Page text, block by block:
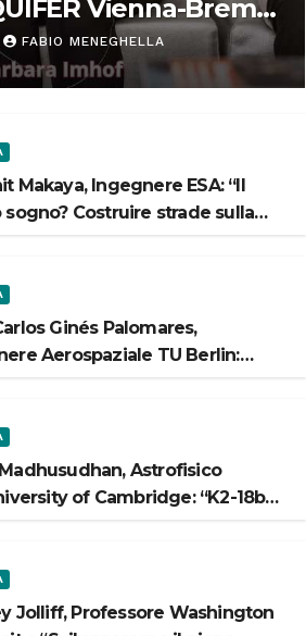
Vienna-Brema:
habitat per lo
FABIO MENEGHELLA
Makaya, Ingegnere ESA: “Il
sogno? Costruire strade sulla
Ginés Palomares,
Aerospaziale TU Berlin:
Astrofisico
of Cambridge: “K2-18b
Jolliff, Professore Washington